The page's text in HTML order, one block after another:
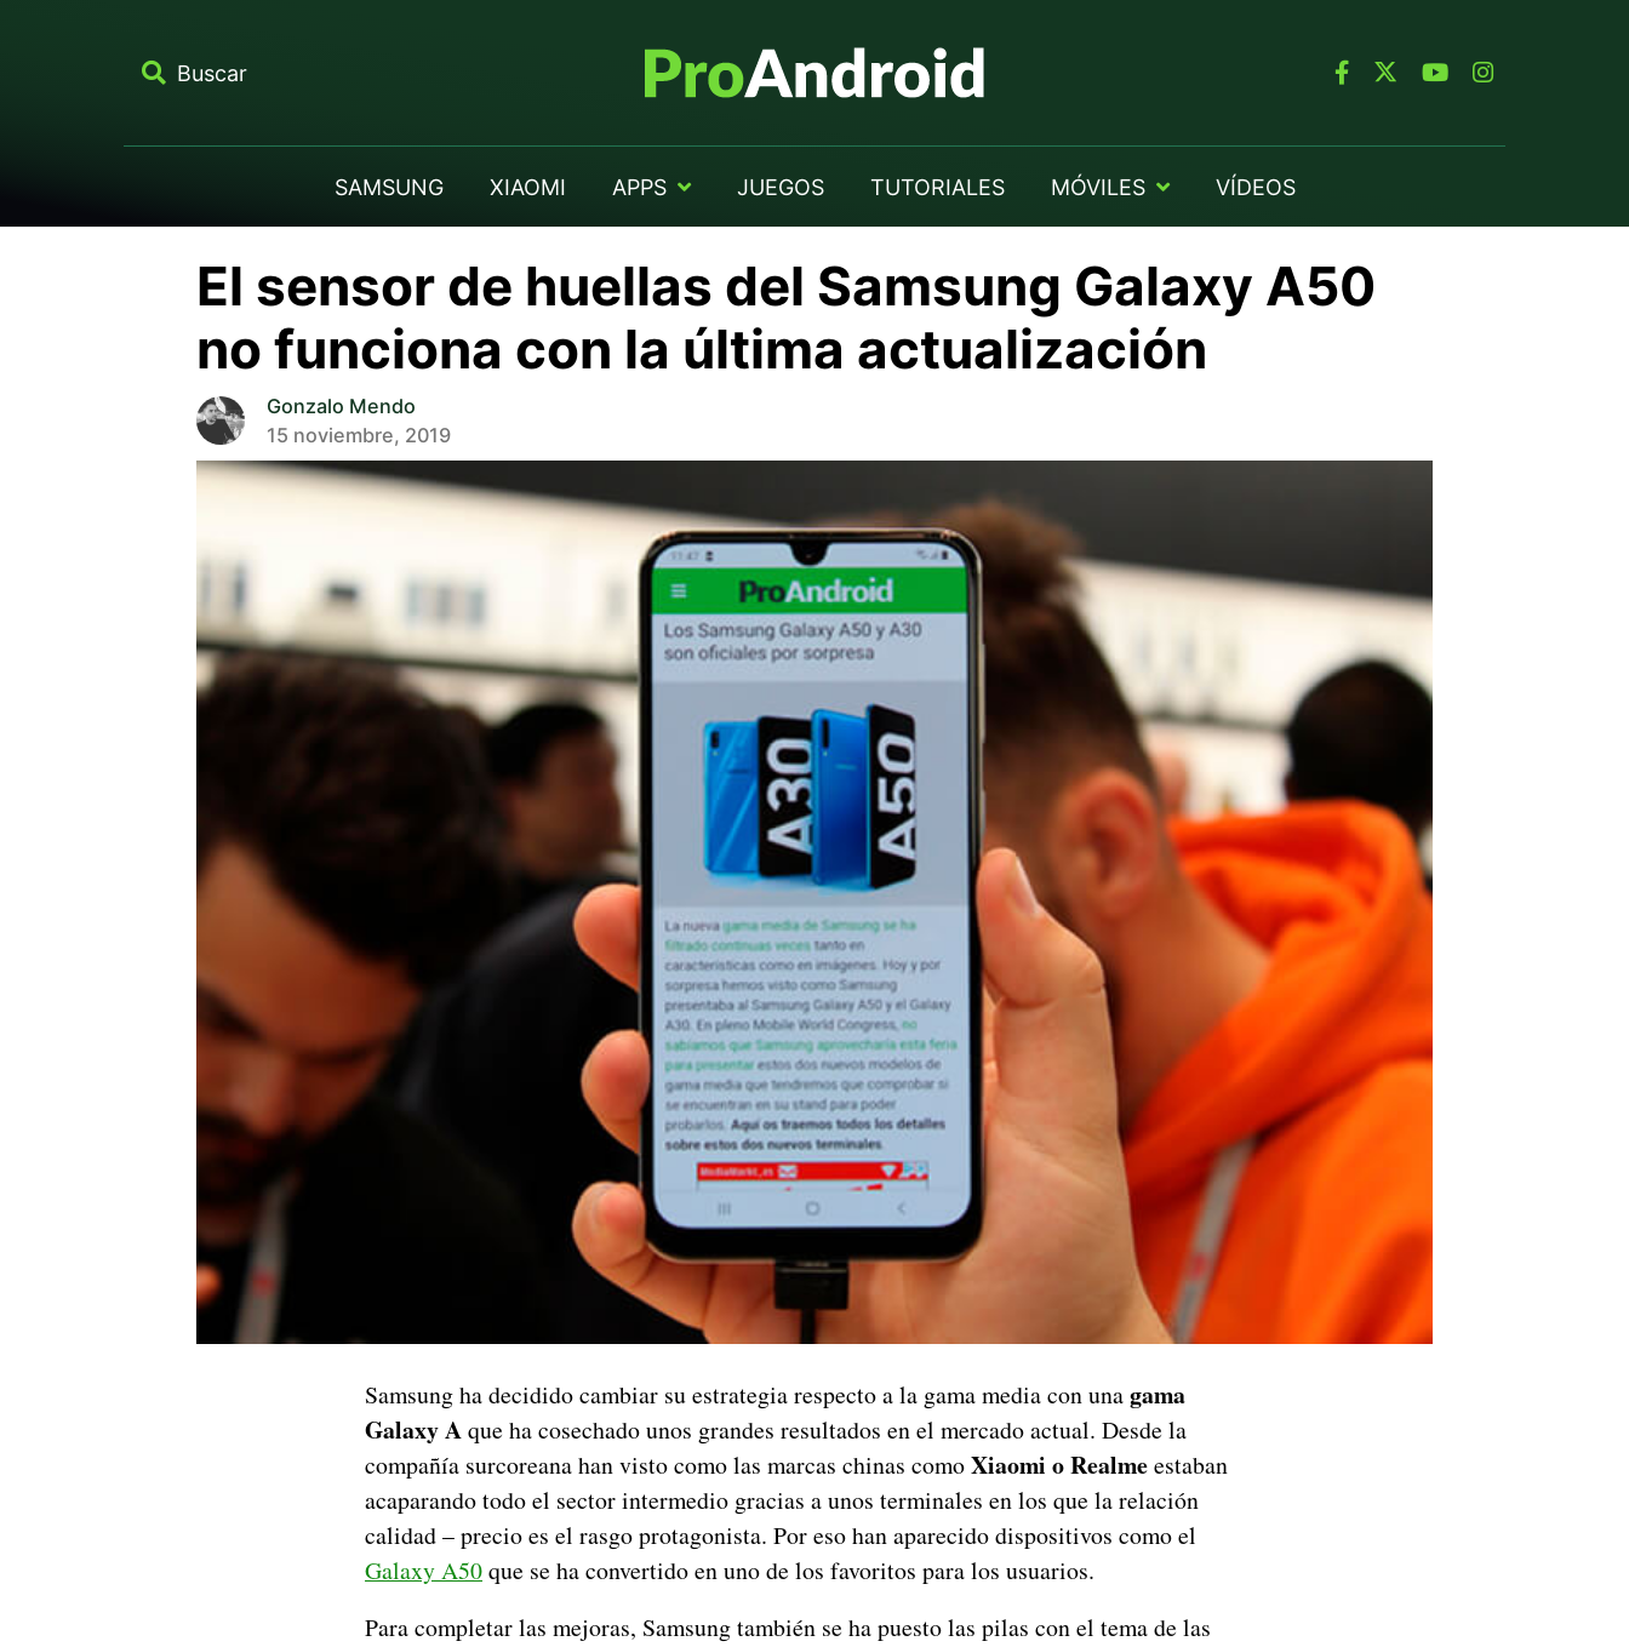
Buscar
SAMSUNG XIAOMI APPS JUEGOS TUTORIALES MÓVILES VÍDEOS
El sensor de huellas del Samsung Galaxy A50
no funciona con la última actualización
Gonzalo Mendo
15 noviembre, 2019
Samsung ha decidido cambiar su estrategia respecto a la gama media con unagama
Galaxy Aque ha cosechado unos grandes resultados en el mercado actual. Desde la
compañía surcoreana han visto como las marcas chinas comoXiaomi o Realmeestaban
acaparando todo el sector intermedio gracias a unos terminales en los que la relación
calidad – precio es el rasgo protagonista. Por eso han aparecido dispositivos como el
Galaxy A50que se ha convertido en uno de los favoritos para los usuarios.
Para completar las mejoras, Samsung también se ha puesto las pilas con el tema de las